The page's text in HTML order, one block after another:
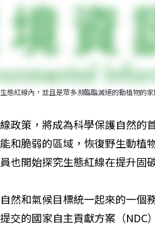
態紅線內，並且是眾多瀕臨臨滅絕的動植物的
政策，將成為科學保護自然的
和脆弱的區域，恢復野生動植
也開始探究生態紅線在提升固
然和氣候目標統一起來的一個
交的國家自主貢獻方案（NDC